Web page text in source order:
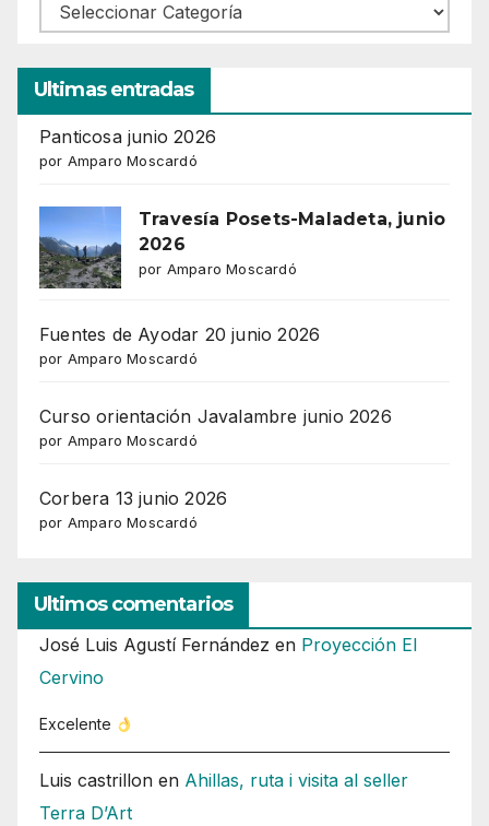
Ultimas entradas
Panticosa junio 2026
por Amparo Moscardó
Travesía Posets-Maladeta, junio
2026
por Amparo Moscardó
Fuentes de Ayodar 20 junio 2026
por Amparo Moscardó
Curso orientación Javalambre junio 2026
por Amparo Moscardó
Corbera 13 junio 2026
por Amparo Moscardó
Ultimos comentarios
José Luis Agustí Fernández en Proyección El
Cervino
Excelente
Luis castrillon en Ahillas, ruta i visita al seller
Terra D’Art